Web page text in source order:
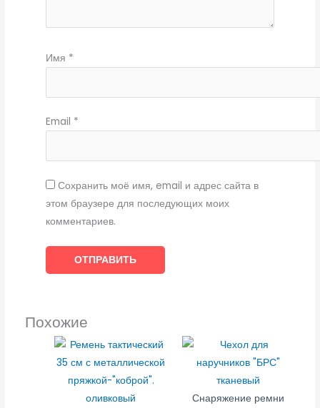
Имя *
Email *
Сохранить моё имя, email и адрес сайта в
этом браузере для последующих моих
комментариев.
Похожие
Снаряжение ремни